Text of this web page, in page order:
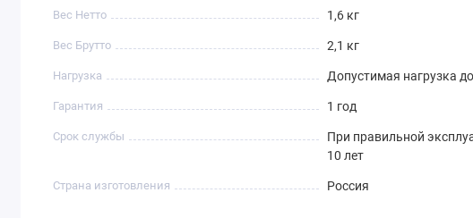
Вес Нетто 1,6 кг
Вес Брутто 2,1 кг
Нагрузка Допустимая нагрузка
Гарантия 1 год
Срок службы
При правильной
10 лет
Страна изготовления Россия